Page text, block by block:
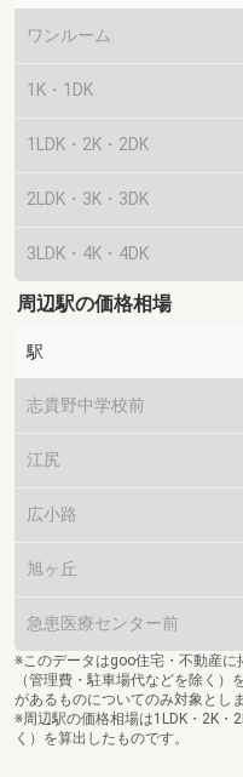
ワンルーム
1K・1DK
1LDK・2K・2DK
2LDK・3K・3DK
3LDK・4K・4DK
周辺駅の価格相場
駅
志貴野中学校前
江尻
広小路
旭ヶ丘
急患医療センター前
※このデータはgoo住宅・不動産
（管理費・駐車場代などを除く
があるものについてのみ対象としま
※周辺駅の価格相場は1LDK・2K・
く）を算出したものです。